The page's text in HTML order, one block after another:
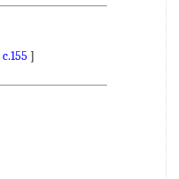
c.155 ]